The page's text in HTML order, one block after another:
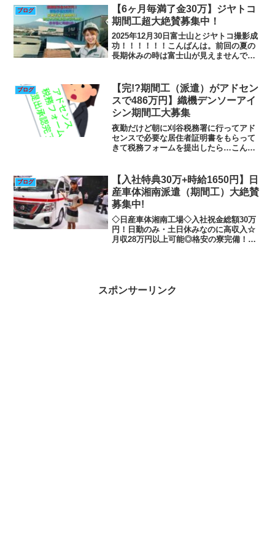
でもらえます!年4回の慰労金12万はずっ
～と継続!...
ブログ
【6ヶ月毎満了金30万】ジヤトコ
期間工超大絶賛募集中！
2025年12月30日富士山とジヤトコ撮影成
功！！！！！！こんばんは。前回の夏の
長期休みの時は富士山が見えませんでし
功しました。やったね😂【過去記事】
2025年8月ジヤ...
ブログ
【完!?期間工（派遣）がアドセン
スで486万円】織機デンソーアイ
シン期間工大募集
夜勤だけど朝に刈谷税務署に行ってアド
センスで必要な居住者証明書をもらって
きて税務フォームを提出したら…こんに
勤の金曜日にアドセンスに提出する居住
者証明書が完成したと刈谷...
ブログ
【入社特典30万+時給1650円】日
産車体湘南派遣（期間工）大絶賛
募集中!
◇日産車体湘南工場◇入社祝金総額30万
円！日勤のみ・土日休みなのに高収入☆
月収28万円以上可能◎格安の寮完備！未
スポンサーリンク